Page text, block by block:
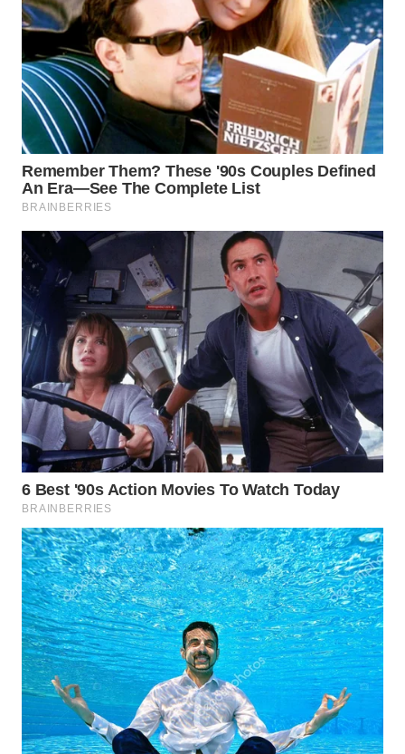
WN DELI
SERDANG
WN
TEBING
TINGGI
WN
PAKPAK
KARAWANG
BEKASI
WN
BOGOR
WN
DEPOK
WN
TAPANULI
UTARA
WN
SAMOSIR
WN
PADANG
LAWAS